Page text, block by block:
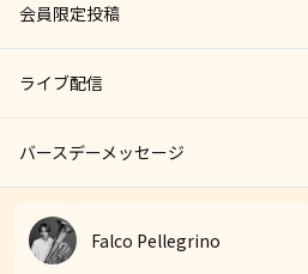
会員限定投稿
ライブ配信
バースデーメッセージ
Falco Pellegrino